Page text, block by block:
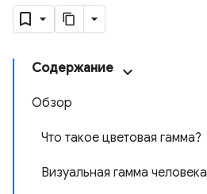
Содержание
Обзор
Что такое цветовая гамма?
Визуальная гамма человека